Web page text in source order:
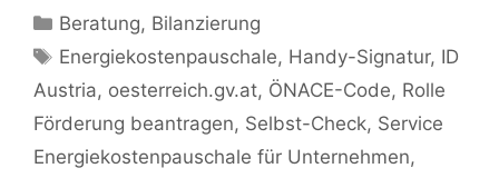
Kategorien
Beratung, Bilanzierung
Schlagwörter
Energiekostenpauschale, Handy-Signatur, ID
Austria, oesterreich.gv.at, ÖNACE-Code, Rolle
Förderung beantragen, Selbst-Check, Service
Energiekostenpauschale für Unternehmen,